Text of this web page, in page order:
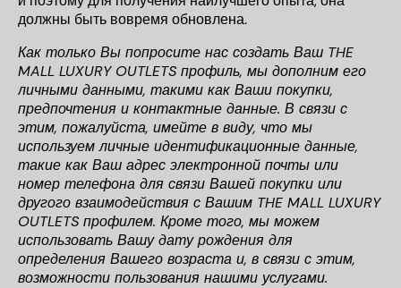
должны быть вовремя обновлена.
Как только Вы попросите нас создать Ваш THE
MALL LUXURY OUTLETS профиль, мы дополним его
личными данными, такими как Ваши покупки,
предпочтения и контактные данные. В связи с
этим, пожалуйста, имейте в виду, что мы
используем личные идентификационные данные,
такие как Ваш адрес электронной почты или
номер телефона для связи Вашей покупки или
другого взаимодействия с Вашим THE MALL LUXURY
OUTLETS профилем. Кроме того, мы можем
использовать Вашу дату рождения для
определения Вашего возраста и, в связи с этим,
возможности пользования нашими услугами.